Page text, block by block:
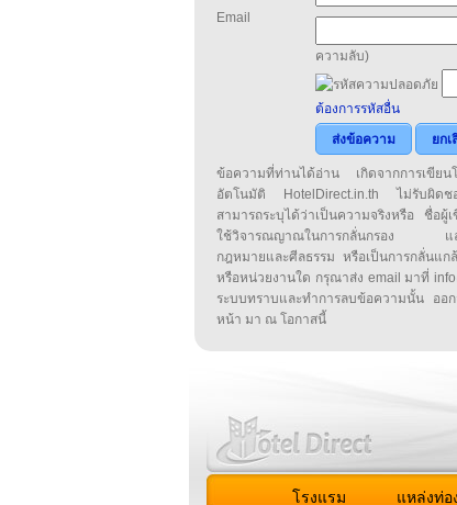
Email
ความลับ)
ต้องการรหัสอื่น
ส่งข้อความ
ยกเ
ข้อความที่ท่านได้อ่าน เกิดจากการเขีย
อัตโนมัติ HotelDirect.in.th ไม่รับผิดช
สามารถระบุได้ว่าเป็นความจริงหรือ ชื่อผู้
ใช้วิจารณญาณในการกลั่นกรอง และ
กฎหมายและศีลธรรม หรือเป็นการกลั่นแก
หรือหน่วยงานใด กรุณาส่ง email มาที่
ระบบทราบและทำการลบข้อความนั้น ออ
หน้า มา ณ โอกาสนี้
โรงแรม แหล่งท่อ